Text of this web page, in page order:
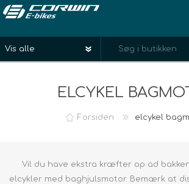
ELCYKEL
Forsiden elcykel
Vil du have ekstra kræfter op ad
elcykler med baghjulsmotor. Bemærk at